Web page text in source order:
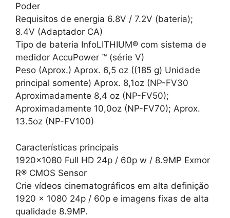
Poder
Requisitos de energia 6.8V / 7.2V (bateria);
8.4V (Adaptador CA)
Tipo de bateria InfoLITHIUM® com sistema de
medidor AccuPower ™ (série V)
Peso (Aprox.) Aprox. 6,5 oz ((185 g) Unidade
principal somente) Aprox. 8,1oz (NP-FV30
Aproximadamente 8,4 oz (NP-FV50);
Aproximadamente 10,0oz (NP-FV70); Aprox.
13.5oz (NP-FV100)
Características principais
1920×1080 Full HD 24p / 60p w / 8.9MP Exmor
R® CMOS Sensor
Crie vídeos cinematográficos em alta definição
1920 x 1080 24p / 60p e imagens fixas de alta
qualidade 8.9MP.